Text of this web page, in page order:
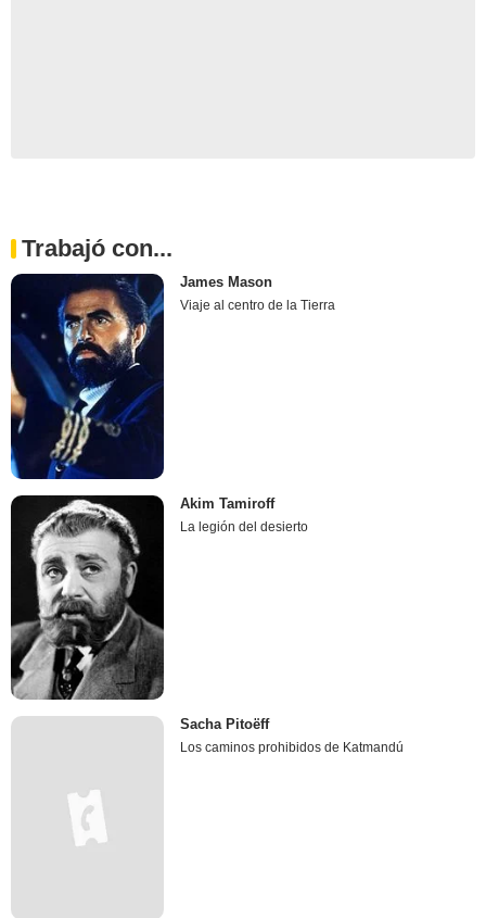
Trabajó con...
James Mason
Viaje al centro de la Tierra
Akim Tamiroff
La legión del desierto
Sacha Pitoëff
Los caminos prohibidos de Katmandú